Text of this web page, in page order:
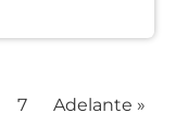
7 Adelante »